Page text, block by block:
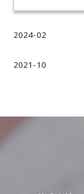
2024-02
2021-10